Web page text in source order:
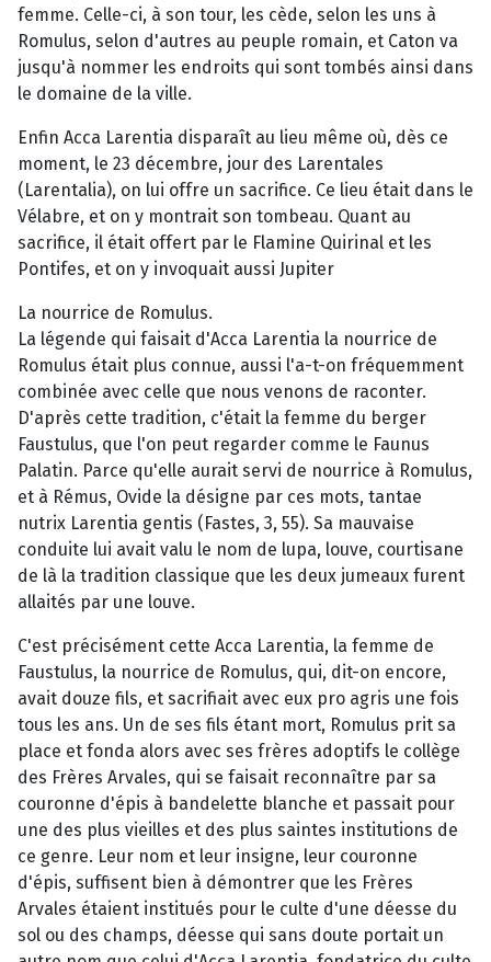
femme. Celle-ci, à son tour, les cède, selon les uns à
Romulus, selon d'autres au peuple romain, et Caton va
jusqu'à nommer les endroits qui sont tombés ainsi dans
le domaine de la ville.
Enfin Acca Larentia disparaît au lieu même où, dès ce
moment, le 23 décembre, jour des Larentales
(Larentalia), on lui offre un sacrifice. Ce lieu était dans le
Vélabre, et on y montrait son tombeau. Quant au
sacrifice, il était offert par le Flamine Quirinal et les
Pontifes, et on y invoquait aussi Jupiter
La nourrice de Romulus.
La légende qui faisait d'Acca Larentia la nourrice de
Romulus était plus connue, aussi l'a-t-on fréquemment
combinée avec celle que nous venons de raconter.
D'après cette tradition, c'était la femme du berger
Faustulus, que l'on peut regarder comme le Faunus
Palatin. Parce qu'elle aurait servi de nourrice à Romulus,
et à Rémus, Ovide la désigne par ces mots, tantae
nutrix Larentia gentis (Fastes, 3, 55). Sa mauvaise
conduite lui avait valu le nom de lupa, louve, courtisane
de là la tradition classique que les deux jumeaux furent
allaités par une louve.
C'est précisément cette Acca Larentia, la femme de
Faustulus, la nourrice de Romulus, qui, dit-on encore,
avait douze fils, et sacrifiait avec eux pro agris une fois
tous les ans. Un de ses fils étant mort, Romulus prit sa
place et fonda alors avec ses frères adoptifs le collège
des Frères Arvales, qui se faisait reconnaître par sa
couronne d'épis à bandelette blanche et passait pour
une des plus vieilles et des plus saintes institutions de
ce genre. Leur nom et leur insigne, leur couronne
d'épis, suffisent bien à démontrer que les Frères
Arvales étaient institués pour le culte d'une déesse du
sol ou des champs, déesse qui sans doute portait un